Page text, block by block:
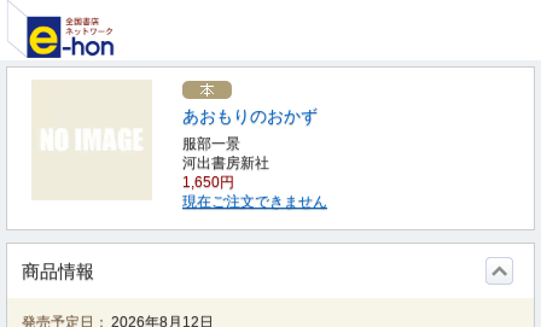
あおもりのおかず
服部一景
河出書房新社
1,650円
現在ご注文できません
商品情報
発売予定日： 2026年8月12日